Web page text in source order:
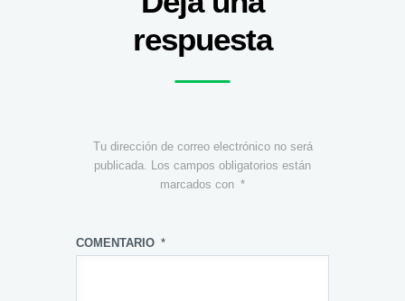
respuesta
Tu dirección de correo electrónico no será
publicada. Los campos obligatorios están
marcados con *
COMENTARIO *